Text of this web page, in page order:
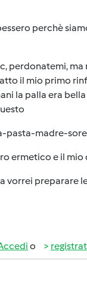
perchè
perdonatemi, ma
il mio primo
la palla era
madre-
ermetico e il mio
vorrei preparare
o